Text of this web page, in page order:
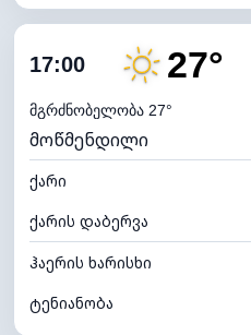
ღრუბლიანობა
ნამის წერტილი
ხილვადობა
განათების ინდექსი
ღრუბლის სიმაღლე
17:00 27°
მგრძნობელობა 27°
მოწმენდილი
ქარი
ქარის დაბერვა
ჰაერის ხარისხი
ტენიანობა